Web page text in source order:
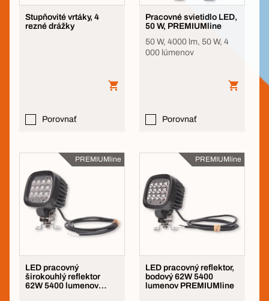
Stupňovité vrtáky, 4
rezné drážky
Porovnať
Pracovné svietidlo LED,
50 W, PREMIUMline
50 W, 4000 lm, 50 W, 4
000 lúmenov
Porovnať
PREMIUMline
LED pracovný
širokouhlý reflektor
62W 5400 lumenov
PREMIUMline
LED pracovný reflektor,
bodový 62W 5400
lumenov PREMIUMline